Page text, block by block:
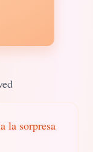
la sorpresa